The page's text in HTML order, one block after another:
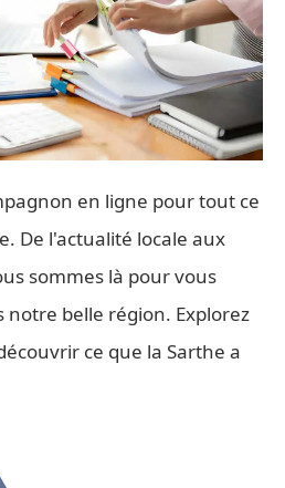
en ligne pour tout ce
De l'actualité locale aux
sommes là pour vous
belle région. Explorez
ce que la Sarthe a